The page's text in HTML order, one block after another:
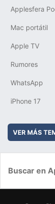
Applesfera
Mac portátil
Apple TV
Rumores
WhatsApp
iPhone 17
VER MÁS